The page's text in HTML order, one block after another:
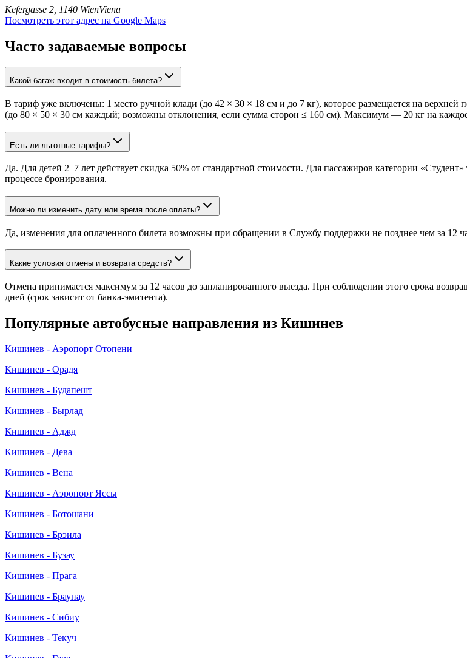
Kefergasse 2, 1140 WienViena
Посмотреть этот адрес на Google Maps
Часто задаваемые вопросы
Какой багаж входит в стоимость билета?
В тариф уже включены: 1 место ручной клади (до 42 × 30 × 18 см и до 7 кг), которое размещается на верхней
(до 80 × 50 × 30 см каждый; возможны отклонения, если сумма сторон ≤ 160 см). Максимум — 20 кг на
Есть ли льготные тарифы?
Да. Для детей 2–7 лет действует скидка 50% от стандартной стоимости. Для пассажиров категории
процессе бронирования.
Можно ли изменить дату или время после оплаты?
Да, изменения для оплаченного билета возможны при обращении в Службу поддержки не позднее чем за 12
Какие условия отмены и возврата средств?
Отмена принимается максимум за 12 часов до запланированного выезда. При соблюдении этого срока
дней (срок зависит от банка-эмитента).
Популярные автобусные направления из Кишинев
Кишинев - Аэропорт Отопени
Кишинев - Орадя
Кишинев - Будапешт
Кишинев - Бырлад
Кишинев - Аджд
Кишинев - Дева
Кишинев - Вена
Кишинев - Аэропорт Яссы
Кишинев - Ботошани
Кишинев - Брэила
Кишинев - Бузау
Кишинев - Прага
Кишинев - Браунау
Кишинев - Сибиу
Кишинев - Текуч